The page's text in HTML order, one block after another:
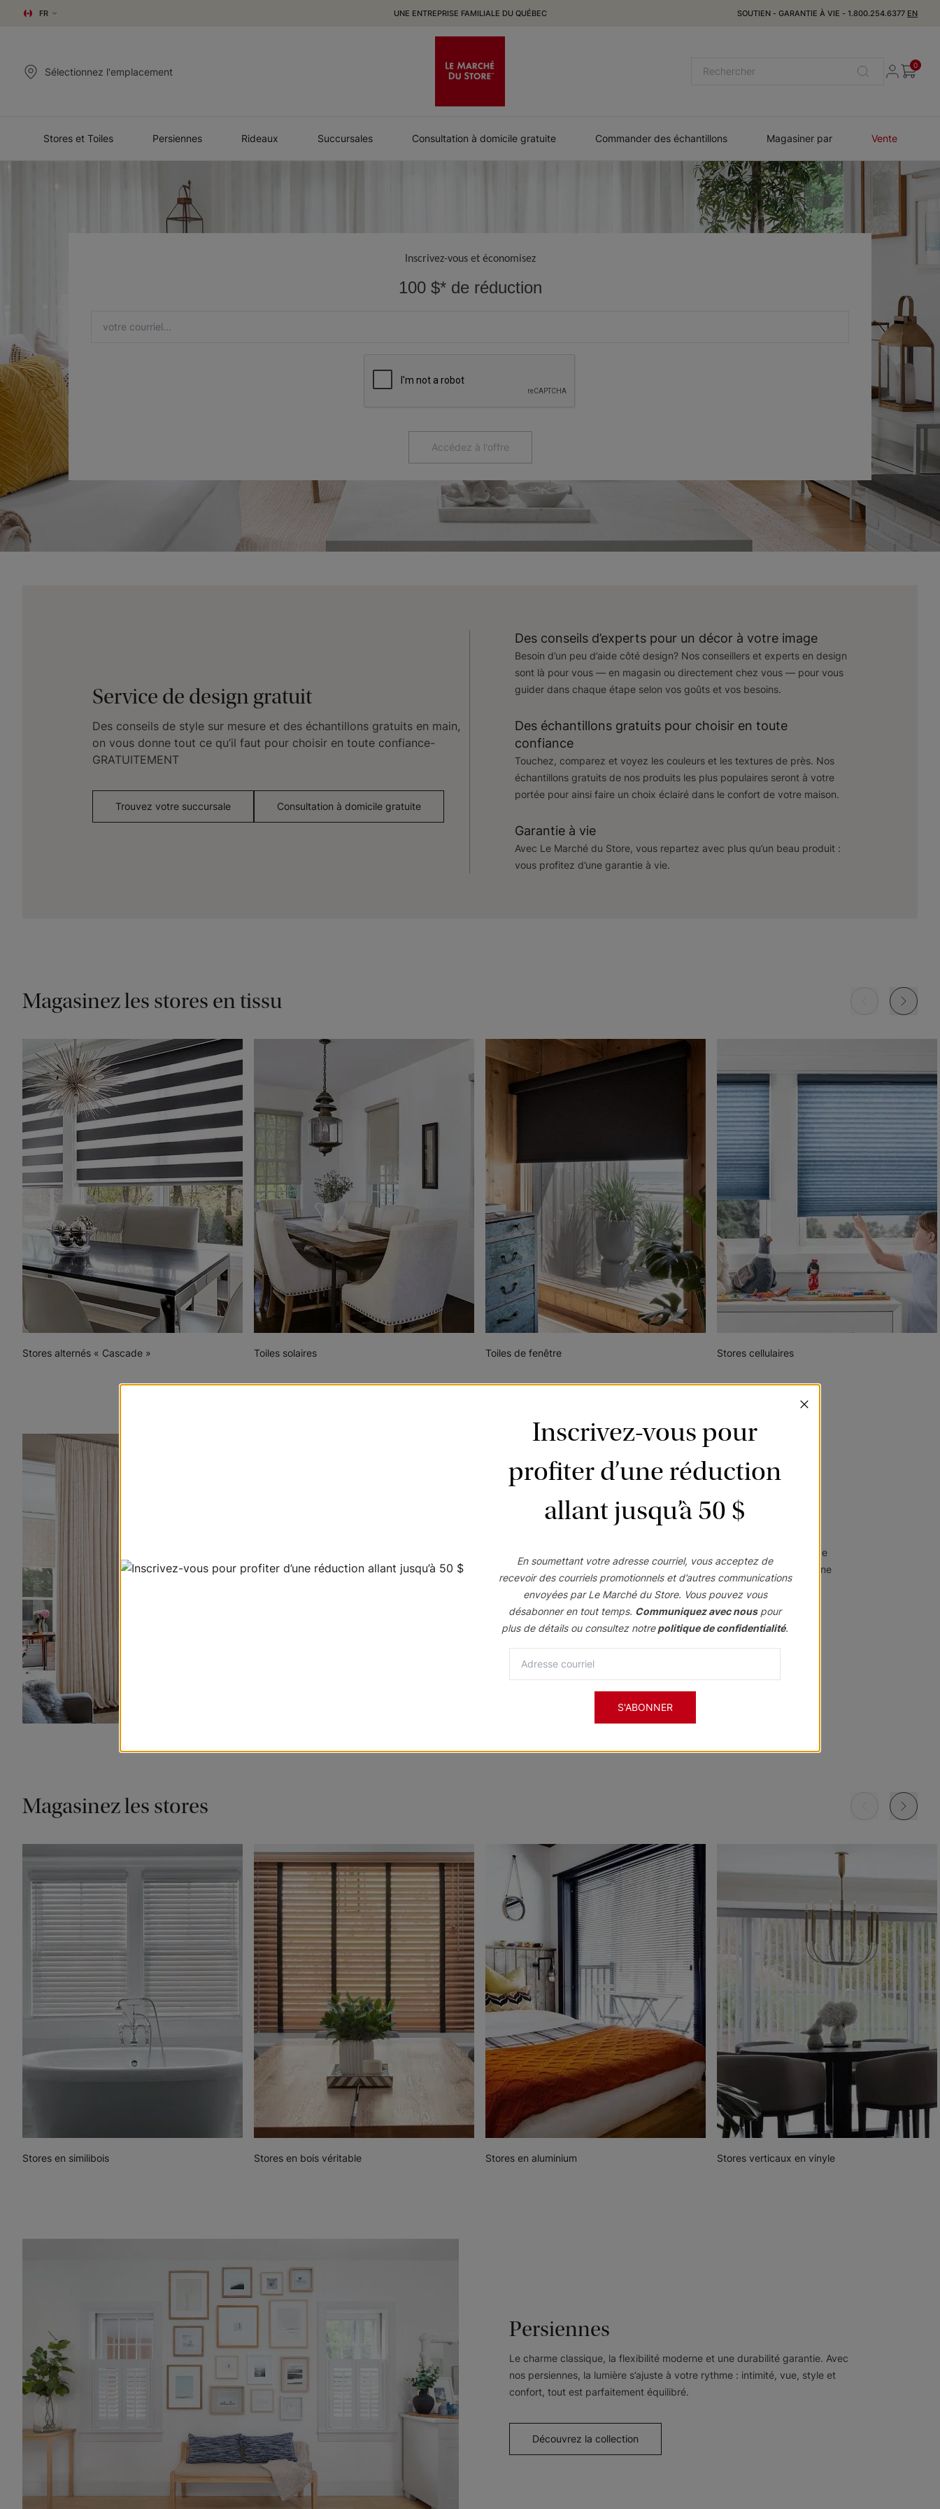
FR UNE ENTREPRISE FAMILIALE DU QUÉBEC SOUTIEN - GARANTIE À VIE - 1.800.254.6377 EN
Sélectionnez l'emplacement
0
Stores et Toiles Persiennes Rideaux Succursales Consultation à domicile gratuite Commander des échantillons Magasiner par Vente
Inscrivez-vous et économisez
100 $* de réduction
Accédez à l'offre
Service de design gratuit
Des conseils de style sur mesure et des échantillons gratuits en main,
on vous donne tout ce qu’il faut pour choisir en toute confiance-
GRATUITEMENT
Trouvez votre succursale Consultation à domicile gratuite
Des conseils d’experts pour un décor à votre image
Besoin d’un peu d’aide côté design? Nos conseillers et experts en design
sont là pour vous — en magasin ou directement chez vous — pour vous
guider dans chaque étape selon vos goûts et vos besoins.
Des échantillons gratuits pour choisir en toute
confiance
Touchez, comparez et voyez les couleurs et les textures de près. Nos
échantillons gratuits de nos produits les plus populaires seront à votre
portée pour ainsi faire un choix éclairé dans le confort de votre maison.
Garantie à vie
Avec Le Marché du Store, vous repartez avec plus qu’un beau produit :
vous profitez d’une garantie à vie.
Magasinez les stores en tissu
Stores alternés « Cascade » Toiles solaires Toiles de fenêtre Stores cellulaires
Rideaux
Tout aussi élégants qu'abordables, nos rideaux sont faits de tissus de
qualité supérieure. Parce qu’un bon rideau, ça ne décore pas juste une
pièce… ça change comment on s’y sent.
Découvrez la collection
Magasinez les stores
Stores en similibois Stores en bois véritable Stores en aluminium Stores verticaux en vinyle
Persiennes
Le charme classique, la flexibilité moderne et une durabilité garantie. Avec
nos persiennes, la lumière s’ajuste à votre rythme : intimité, vue, style et
confort, tout est parfaitement équilibré.
Découvrez la collection
Inscrivez-vous pour
profiter d’une réduction
allant jusqu’à 50 $
En soumettant votre adresse courriel, vous acceptez de
recevoir des courriels promotionnels et d’autres communications
envoyées par Le Marché du Store. Vous pouvez vous
désabonner en tout temps. Communiquez avec nouspour
plus de détails ou consultez notre politique de confidentialité.
S'ABONNER